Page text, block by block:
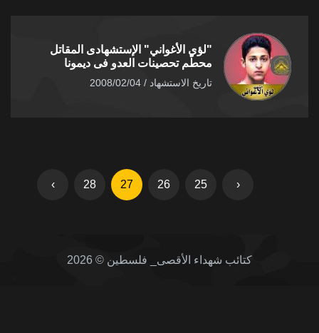
"لؤي الأغواني" الإستشهادى المقاتل
محطّم تحصينات العدو فى ديمونا
تاريخ الاستشهاد / 2008/02/04
25
26
27
28
›
كتائب شهداء الأقصى_ فلسطين © 2026